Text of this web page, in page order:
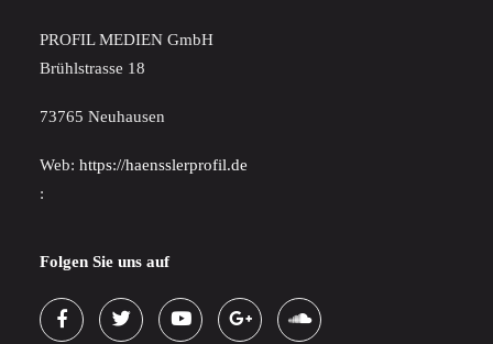
PROFIL MEDIEN GmbH
Brühlstrasse 18
73765 Neuhausen
Web: https://haensslerprofil.de
:
Folgen Sie uns auf